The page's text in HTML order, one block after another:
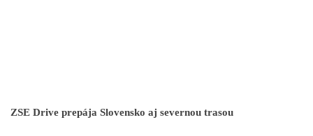
ZSE Drive prepája Slovensko aj severnou trasou